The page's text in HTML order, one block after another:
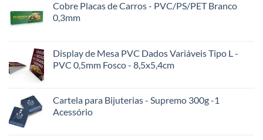
Cobre Placas de Carros - PVC/PS/PET Branco
0,3mm
Display de Mesa PVC Dados Variáveis Tipo L -
PVC 0,5mm Fosco - 8,5x5,4cm
Cartela para Bijuterias - Supremo 300g -1
Acessório